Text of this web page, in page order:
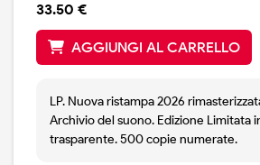
33.50 €
AGGIUNGI AL CARRELLO
LP. Nuova ristampa 2026
Archivio del suono. Edizione Limitata
trasparente. 500 copie numerate.